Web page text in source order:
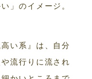
」のイメージ。
い系』は、自分
流行りに流され